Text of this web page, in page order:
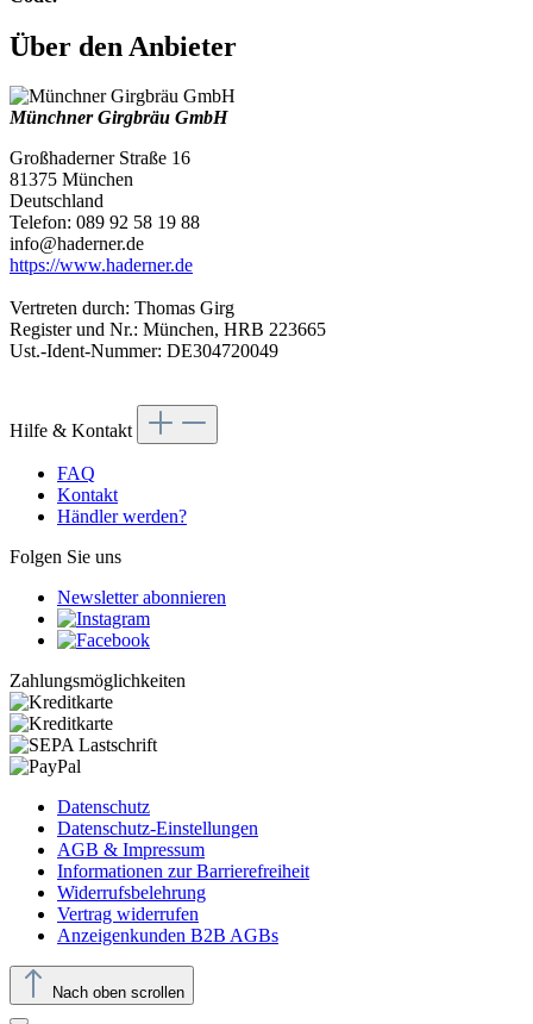
Über den Anbieter
Münchner Girgbräu GmbH
Großhaderner Straße 16
81375 München
Deutschland
Telefon: 089 92 58 19 88
info@haderner.de
https://www.haderner.de
Vertreten durch: Thomas Girg
Register und Nr.: München, HRB 223665
Ust.-Ident-Nummer: DE304720049
Hilfe & Kontakt
FAQ
Kontakt
Händler werden?
Folgen Sie uns
Newsletter abonnieren
Zahlungsmöglichkeiten
Datenschutz
Datenschutz-Einstellungen
AGB & Impressum
Informationen zur Barrierefreiheit
Widerrufsbelehrung
Vertrag widerrufen
Anzeigenkunden B2B AGBs
Nach oben scrollen